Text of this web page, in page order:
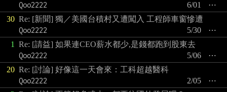
Qoo2222
⋯
6/01
30 Re: [新聞] 獨／美國台積村又遭闖入 工程師車窗慘遭
Qoo2222
⋯
5/30
1
Re: [請益] 如果連CEO薪水都少,是錢都跑到股東去
Qoo2222
⋯
5/06
20 Re: [討論] 好像這一天會來：工科超越醫科
Qoo2222
⋯
2/05